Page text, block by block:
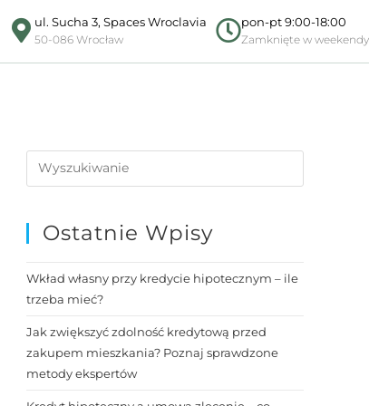
ul. Sucha 3, Spaces Wroclavia
50-086 Wrocław
pon-pt 9:00-18:00
Zamknięte w weekendy
Ostatnie Wpisy
Wkład własny przy kredycie hipotecznym – ile
trzeba mieć?
Jak zwiększyć zdolność kredytową przed
zakupem mieszkania? Poznaj sprawdzone
metody ekspertów